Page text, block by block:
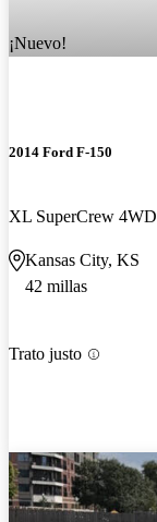
¡Nuevo!
2014 Ford F-150
XL SuperCrew 4WD
Kansas City, KS
42 millas
Trato justo